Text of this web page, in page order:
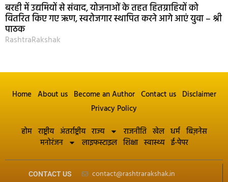
बरही में उद्यमियों से संवाद, योजनाओं के तहत हितग्राहियों को
वितरित किए गए ऋण, स्वरोजगार स्थापित करने आगे आएं युवा – श्री
पाठक
RashtraRakshak
Home About us Become an Author Contact us Disclaimer
Privacy Policy
होम राष्ट्रीय अंतर्राष्ट्रीय राज्य राजनीति खेल धर्म बिज़नेस
मनोरंजन
लाइफस्टाइल शिक्षा स्वास्थ्य ई-पेपर
CONTACT US contact@rashtrarakshak.in